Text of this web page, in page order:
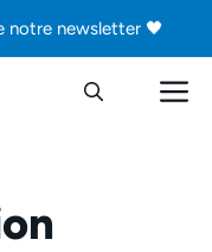
notre newsletter 🖤